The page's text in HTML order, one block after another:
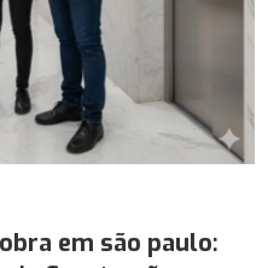
em são paulo: